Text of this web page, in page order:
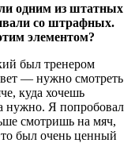
одним из штатных
со штрафных.
элементом?
был тренером
— нужно смотреть
куда хочешь
нужно. Я попробовал
смотришь на мяч,
был очень ценный